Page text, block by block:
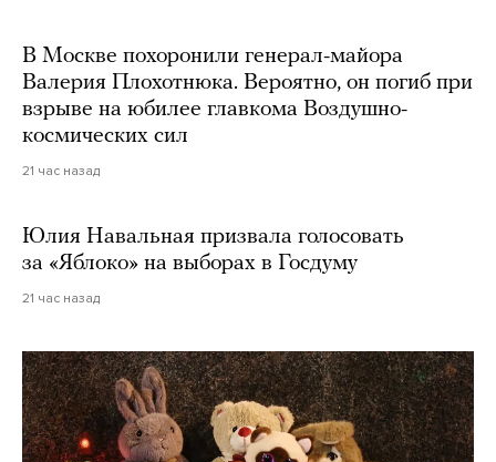
В Москве похоронили генерал-майора
Валерия Плохотнюка. Вероятно, он погиб при
взрыве на юбилее главкома Воздушно-
космических сил
21 час назад
Юлия Навальная призвала голосовать
за «Яблоко» на выборах в Госдуму
21 час назад